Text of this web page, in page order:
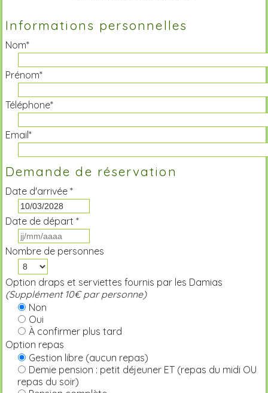
Informations personnelles
Nom*
Prénom*
Téléphone*
Email*
Demande de réservation
Date d'arrivée *
Date de départ *
Nombre de personnes
Option draps et serviettes fournis par les Damias
(Supplément 10€ par personne)
Non
Oui
À confirmer plus tard
Option repas
Gestion libre (aucun repas)
Demie pension : petit déjeuner ET (repas du midi OU
repas du soir)